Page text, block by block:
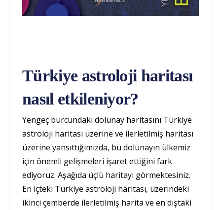
Türkiye astroloji haritası
nasıl etkileniyor?
Yengeç burcundaki dolunay haritasını Türkiye
astroloji haritası üzerine ve ilerletilmiş haritası
üzerine yansıttığımızda, bu dolunayın ülkemiz
için önemli gelişmeleri işaret ettiğini fark
ediyoruz. Aşağıda üçlü haritayı görmektesiniz.
En içteki Türkiye astroloji haritası, üzerindeki
ikinci çemberde ilerletilmiş harita ve en dıştaki